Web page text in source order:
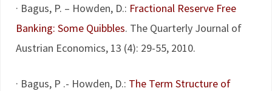
· Bagus, P. – Howden, D.: Fractional Reserve Free
Banking: Some Quibbles. The Quarterly Journal of
Austrian Economics, 13 (4): 29-55, 2010.
· Bagus, P .- Howden, D.: The Term Structure of